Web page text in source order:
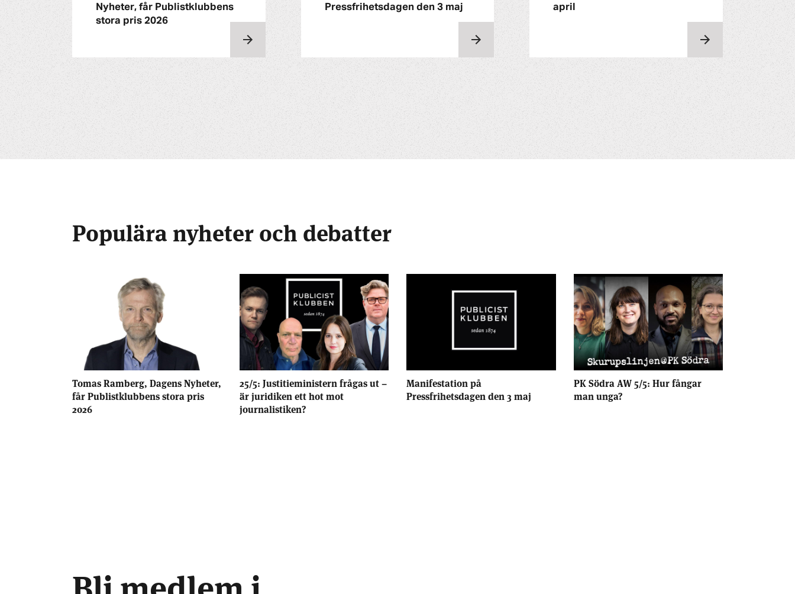
Nyheter, får Publistklubbens
stora pris 2026
Pressfrihetsdagen den 3 maj
april
Populära nyheter och debatter
Tomas Ramberg, Dagens Nyheter,
får Publistklubbens stora pris
2026
25/5: Justitieministern frågas ut –
är juridiken ett hot mot
journalistiken?
Manifestation på
Pressfrihetsdagen den 3 maj
PK Södra AW 5/5: Hur fångar
man unga?